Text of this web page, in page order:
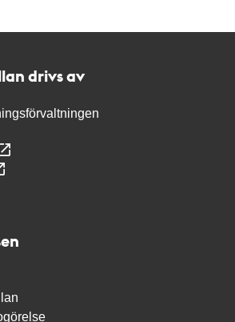
drivs av